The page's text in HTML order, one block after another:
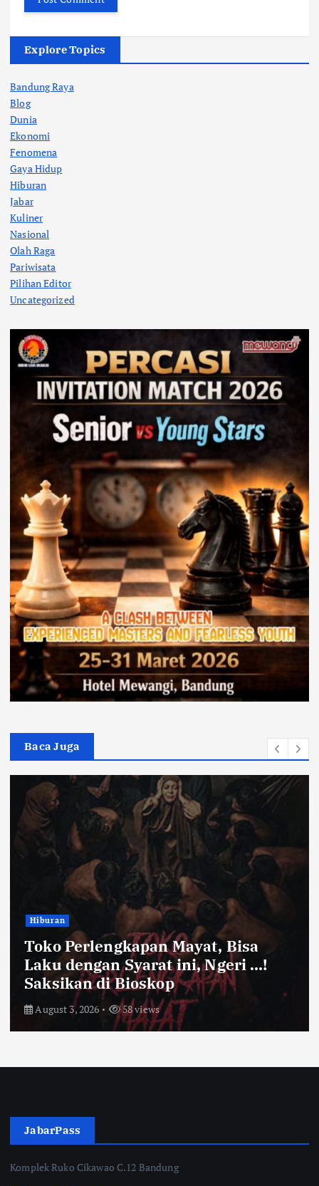
Explore Topics
Bandung Raya
Blog
Dunia
Ekonomi
Fenomena
Gaya Hidup
Hiburan
Jabar
Kuliner
Nasional
Olah Raga
Pariwisata
Pilihan Editor
Uncategorized
Baca Juga
Bandung Raya
Farhan Pastikan Pasokan Pangan
Kota Bandung Aman Meski Harga
Ayam dan Timun Naik
July 31, 2026 63 views
JabarPass
Komplek Ruko Cikawao C.12 Bandung